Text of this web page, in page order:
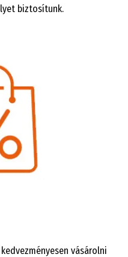
biztosítunk.
vásárolni